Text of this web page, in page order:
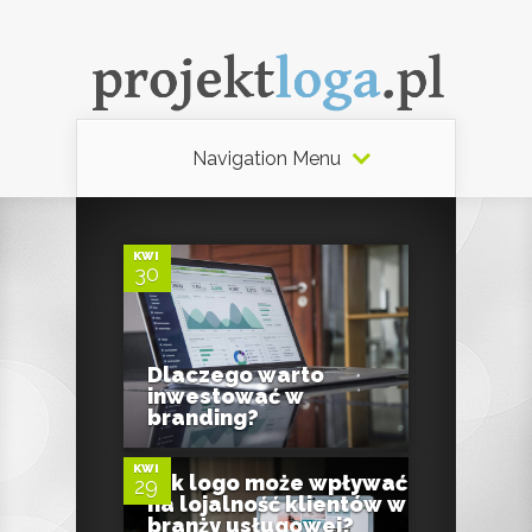
Navigation Menu
KWI
30
Dlaczego warto
inwestować w
branding?
KWI
29
0
Jak logo może wpływać
na lojalność klientów w
branży usługowej?
0